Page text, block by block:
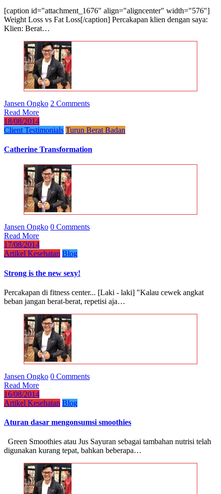
[caption id="attachment_1676" align="aligncenter" width="576"]
Weight Loss vs Fat Loss[/caption] Percakapan klien dengan saya:
Klien: Berat…
Jansen Ongko 2 Comments
Read More
18/08/2014
Client Testimonials Turun Berat Badan
Catherine Transformation
Jansen Ongko 0 Comments
Read More
17/08/2014
Artikel Kesehatan Blog
Strong is the new sexy!
Percakapan di fitness center... [Laki - laki] "Kalau cewek angkat
beban jangan berat-berat, repetisi aja…
Jansen Ongko 0 Comments
Read More
16/08/2014
Artikel Kesehatan Blog
Aturan dasar mengonsumsi smoothies
Green Smoothies atau Jus Sayuran sebagai tambahan nutrisi telah
digunakan kurang tepat, bahkan beberapa…